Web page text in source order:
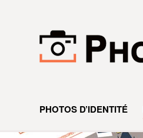
PHOTOS D’IDENTITÉ